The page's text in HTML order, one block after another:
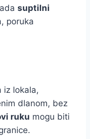
suptilni
poruka
iz lokala,
dlanom, bez
ruku mogu biti